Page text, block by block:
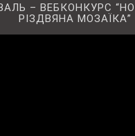
– ВЕБКОНКУРС
РІЗДВЯНА МОЗАЇКА”